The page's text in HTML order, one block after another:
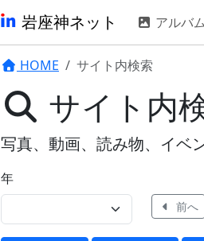
岩座神ネット アルバ
HOME サイト内検索
サイト内
写真、動画、読み物、イベ
年
前へ